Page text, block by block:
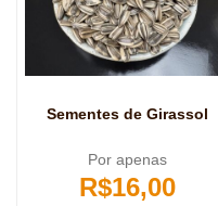
Sementes de Girassol
Por apenas
R$16,00